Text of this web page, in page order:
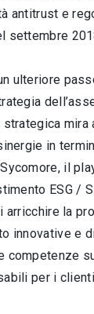
antitrust e
settembre
ulteriore
strategica mira
in
il
ESG /
arricchire la
innovative e
competenze
per i